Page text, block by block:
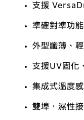
支援
準確對準功
外型纖薄、
支援UV固化
集成式溫度
雙埠，濕性